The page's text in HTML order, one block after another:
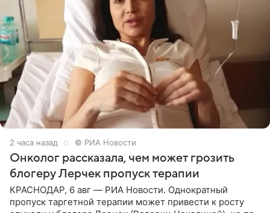
2 часа назад © РИА Новости
Онколог рассказала, чем может грозить
блогеру Лерчек пропуск терапии
КРАСНОДАР, 6 авг — РИА Новости. Однократный
пропуск таргетной терапии может привести к росту